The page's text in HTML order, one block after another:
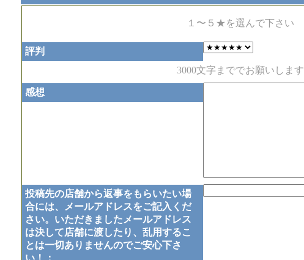
１〜５★を選んで下さい
評判
3000文字まででお願いします
感想
投稿先の店舗から返事をもらいたい場
合には、メールアドレスをご記入くだ
さい。いただきましたメールアドレス
は決して店舗に渡したり、乱用するこ
とは一切ありませんのでご安心下さ
い！：